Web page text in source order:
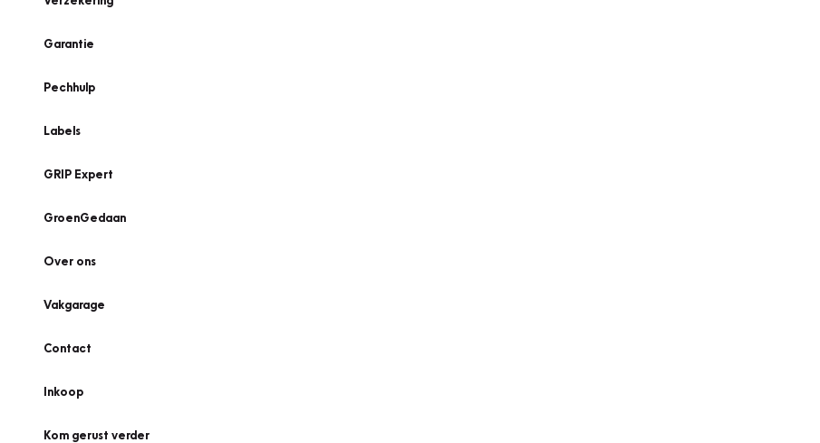
Garantie
Pechhulp
Labels
GRIP Expert
GroenGedaan
Over ons
Vakgarage
Contact
Inkoop
Kom gerust verder